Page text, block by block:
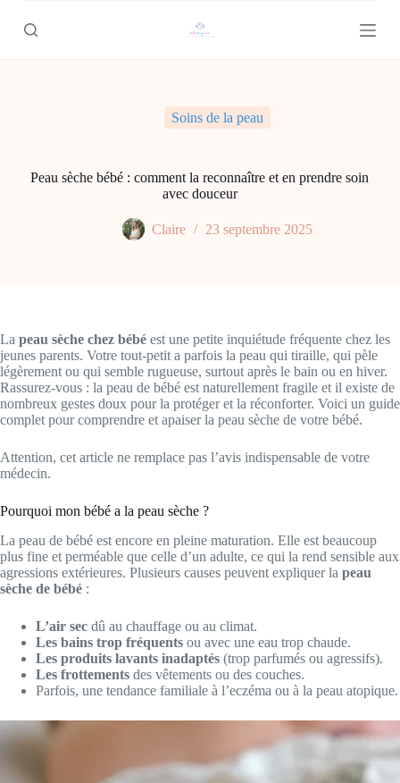
s
Soins de la peau
Peau sèche bébé : comment la reconnaître et en prendre soin
avec douceur
Claire 23 septembre 2025
La peau sèche chez bébé est une petite inquiétude fréquente chez les
jeunes parents. Votre tout-petit a parfois la peau qui tiraille, qui pèle
légèrement ou qui semble rugueuse, surtout après le bain ou en hiver.
Rassurez-vous : la peau de bébé est naturellement fragile et il existe de
nombreux gestes doux pour la protéger et la réconforter. Voici un guide
complet pour comprendre et apaiser la peau sèche de votre bébé.
Attention, cet article ne remplace pas l’avis indispensable de votre
médecin.
Pourquoi mon bébé a la peau sèche ?
La peau de bébé est encore en pleine maturation. Elle est beaucoup
plus fine et perméable que celle d’un adulte, ce qui la rend sensible aux
agressions extérieures. Plusieurs causes peuvent expliquer la peau
sèche de bébé :
L’air sec dû au chauffage ou au climat.
Les bains trop fréquents ou avec une eau trop chaude.
Les produits lavants inadaptés (trop parfumés ou agressifs).
Les frottements des vêtements ou des couches.
Parfois, une tendance familiale à l’eczéma ou à la peau atopique.